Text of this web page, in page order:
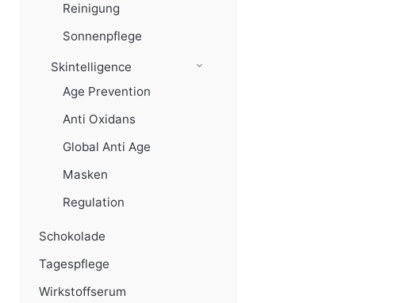
Reinigung
Sonnenpflege
Skintelligence
Age Prevention
Anti Oxidans
Global Anti Age
Masken
Regulation
Schokolade
Tagespflege
Wirkstoffserum